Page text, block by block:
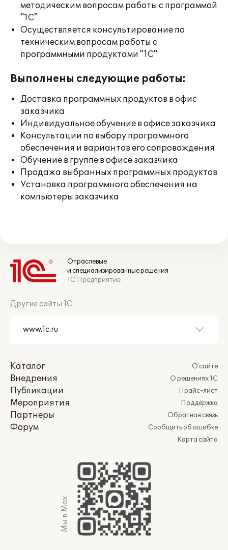
методическим вопросам работы с программой
"1С"
Осуществляется консультирование по
техническим вопросам работы с
программными продуктами "1С"
Выполнены следующие работы:
Доставка программных продуктов в офис
заказчика
Индивидуальное обучение в офисе заказчика
Консультации по выбору программного
обеспечения и вариантов его сопровождения
Обучение в группе в офисе заказчика
Продажа выбранных программных продуктов
Установка программного обеспечения на
компьютеры заказчика
Отраслевые
и специализированные решения
1С:Предприятие
Другие сайты 1С
Каталог
Внедрения
Публикации
Мероприятия
Партнеры
Форум
О сайте
О решениях 1С
Прайс-лист
Поддержка
Обратная связь
Сообщить об ошибке
Карта сайта
Мы в Max